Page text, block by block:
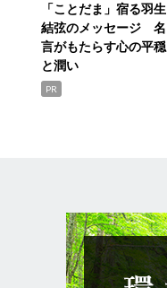
「ことだま」宿る羽生
結弦のメッセージ 名
言がもたらす心の平穏
と潤い
PR